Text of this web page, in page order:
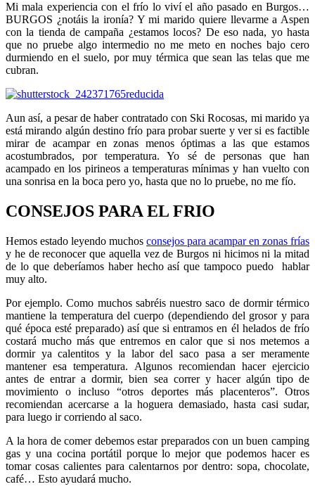
Mi mala experiencia con el frío lo viví el año pasado en Burgos…
BURGOS ¿notáis la ironía? Y mi marido quiere llevarme a Aspen
con la tienda de campaña ¿estamos locos? De eso nada, yo hasta
que no pruebe algo intermedio no me meto en noches bajo cero
durmiendo en el suelo, por muy térmica que sean las telas que me
cubran.
Aun así, a pesar de haber contratado con Ski Rocosas, mi marido ya
está mirando algún destino frío para probar suerte y ver si es factible
mirar de acampar en zonas menos óptimas a las que estamos
acostumbrados, por temperatura. Yo sé de personas que han
acampado en los pirineos a temperaturas mínimas y han vuelto con
una sonrisa en la boca pero yo, hasta que no lo pruebe, no me fío.
CONSEJOS PARA EL FRIO
Hemos estado leyendo muchos consejos para acampar en zonas frías
y he de reconocer que aquella vez de Burgos ni hicimos ni la mitad
de lo que deberíamos haber hecho así que tampoco puedo hablar
muy alto.
Por ejemplo. Como muchos sabréis nuestro saco de dormir térmico
mantiene la temperatura del cuerpo (dependiendo del grosor y para
qué época esté preparado) así que si entramos en él helados de frío
costará mucho más que entremos en calor que si nos metemos a
dormir ya calentitos y la labor del saco pasa a ser meramente
mantener esa temperatura. Algunos recomiendan hacer ejercicio
antes de entrar a dormir, bien sea correr y hacer algún tipo de
movimiento o incluso “otros deportes más placenteros”. Otros
recomiendan acercarse a la hoguera demasiado, hasta casi sudar,
para luego ir corriendo al saco.
A la hora de comer debemos estar preparados con un buen camping
gas y una cocina portátil porque lo mejor que podemos hacer es
tomar cosas calientes para calentarnos por dentro: sopa, chocolate,
café… Esto ayudará mucho.